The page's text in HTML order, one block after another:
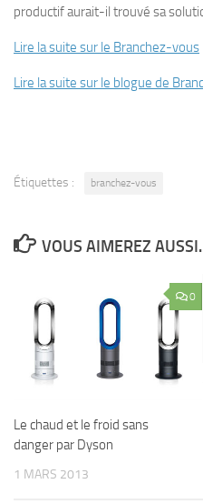
productif aurait-il trouvé sa
Lire la suite sur le Branchez-vous
Lire la suite sur le blogue de
Étiquettes : branchez-vous
VOUS AIMEREZ
0
Le chaud et le froid sans
danger par Dyson
1 MARS 2013